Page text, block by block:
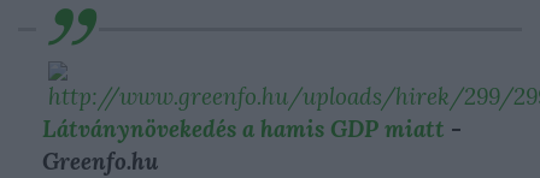
Látványnövekedés a hamis GDP miatt -
Greenfo.hu